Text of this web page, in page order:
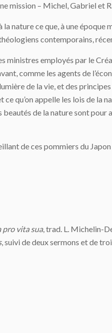
mission – Michel, Gabriel et
nature ce que, à une
contemporains,
ministres employés par le
comme les agents de
de la vie, et des
qu’on appelle les lois de la
de la nature sont
de ces pommiers du
pro vita sua, trad. L. Michelin-
, suivi de deux sermons et de